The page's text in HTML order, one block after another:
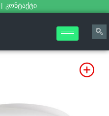
| კონტაქტი